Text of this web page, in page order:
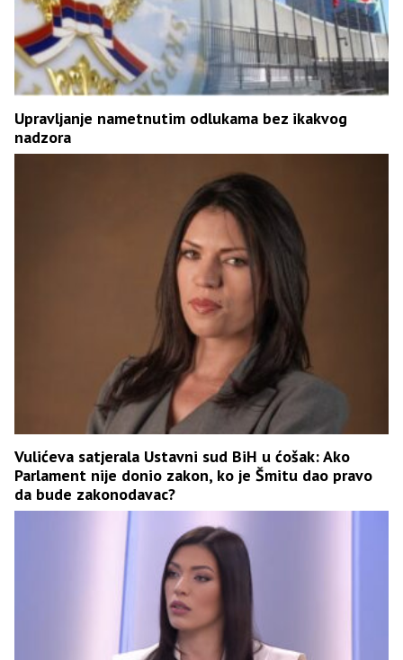
Upravljanje nametnutim odlukama bez ikakvog
nadzora
Vulićeva satjerala Ustavni sud BiH u ćošak: Ako
Parlament nije donio zakon, ko je Šmitu dao pravo
da bude zakonodavac?